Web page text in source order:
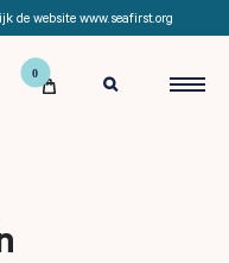
de website www.seafirst.org
